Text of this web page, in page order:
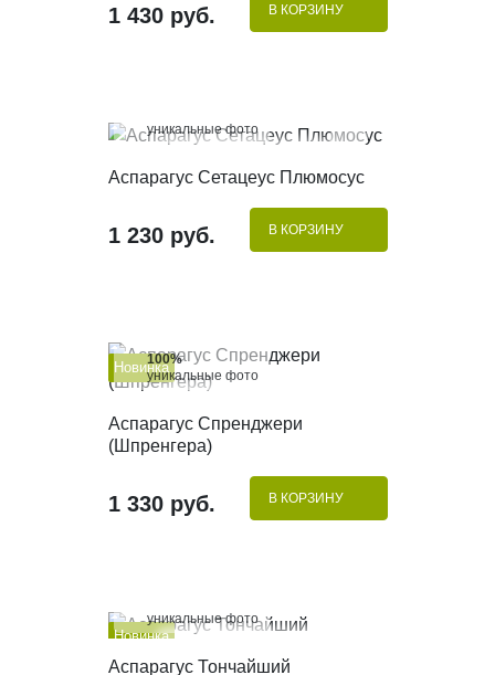
1 430 руб. В КОРЗИНУ
уникальные фото
Аспарагус Сетацеус Плюмосус
1 230 руб. В КОРЗИНУ
Новинка
100%
уникальные фото
КУПИТЬ В 1 КЛИК
Аспарагус Спренджери
(Шпренгера)
1 330 руб. В КОРЗИНУ
Новинка
уникальные фото
Аспарагус Тончайший